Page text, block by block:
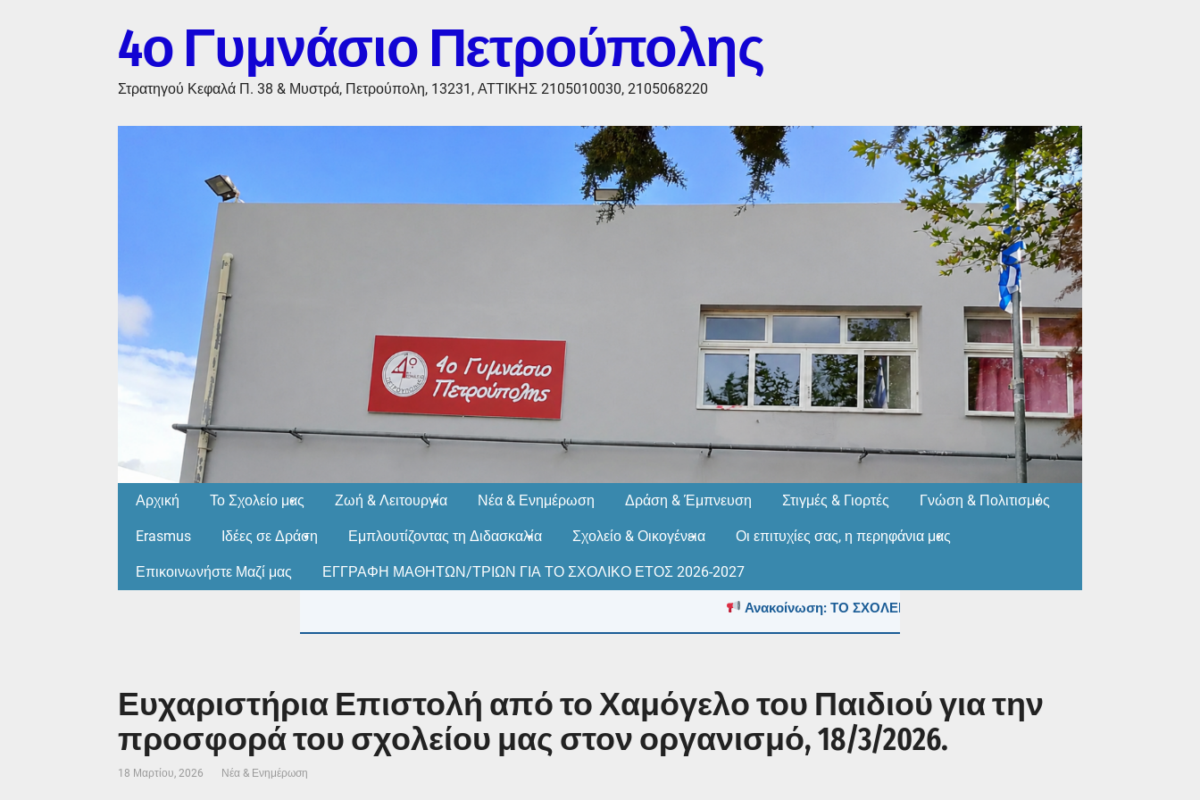
4ο Γυμνάσιο Πετρούπολης
Στρατηγού Κεφαλά Π. 38 & Μυστρά, Πετρούπολη, 13231, ΑΤΤΙΚΗΣ 2105010030, 2105068220
Αρχική Το Σχολείο μας Ζωή & Λειτουργία Νέα & Ενημέρωση Δράση & Έμπνευση Στιγμές & Γιορτές Γνώση & Πολιτισμός
Erasmus Ιδέες σε Δράση Εμπλουτίζοντας τη Διδασκαλία Σχολείο & Οικογένεια Οι επιτυχίες σας, η περηφάνια μας
Επικοινωνήστε Μαζί μας ΕΓΓΡΑΦΗ ΜΑΘΗΤΩΝ/ΤΡΙΩΝ ΓΙΑ ΤΟ ΣΧΟΛΙΚΟ ΕΤΟΣ 2026-2027
Ανακοίνωση: ΤΟ ΣΧΟΛΕΙΟ ΤΟΥΣ ΚΑΛΟΚΑΙΡΙΝΟΥΣ ΜΗΝΕΣ (ΙΟΥΛΙΟ &
Ευχαριστήρια Επιστολή από το Χαμόγελο του Παιδιού για την
προσφορά του σχολείου μας στον οργανισμό, 18/3/2026.
18 Μαρτίου, 2026 Νέα & Ενημέρωση